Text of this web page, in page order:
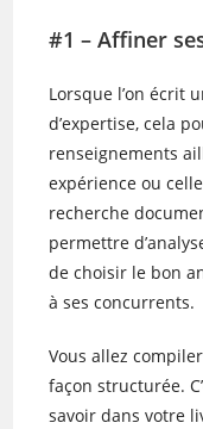
#1 – Affiner
Lorsque l’on écrit
d’expertise, cela
renseignements
expérience ou
recherche
permettre
de choisir le bon
à ses concurrents.
Vous allez
façon structurée.
savoir dans votre